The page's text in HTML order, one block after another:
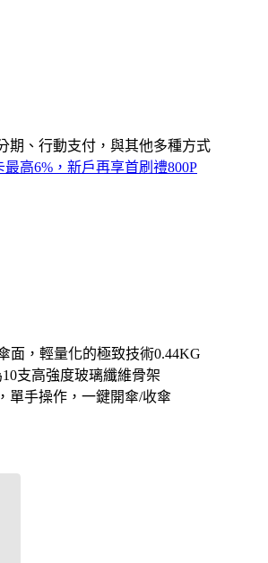
期、行動支付，與其他多種方式
最高6%，新戶再享首刷禮800P
面，輕量化的極致技術0.44KG
支高強度玻璃纖維骨架
單手操作，一鍵開傘/收傘